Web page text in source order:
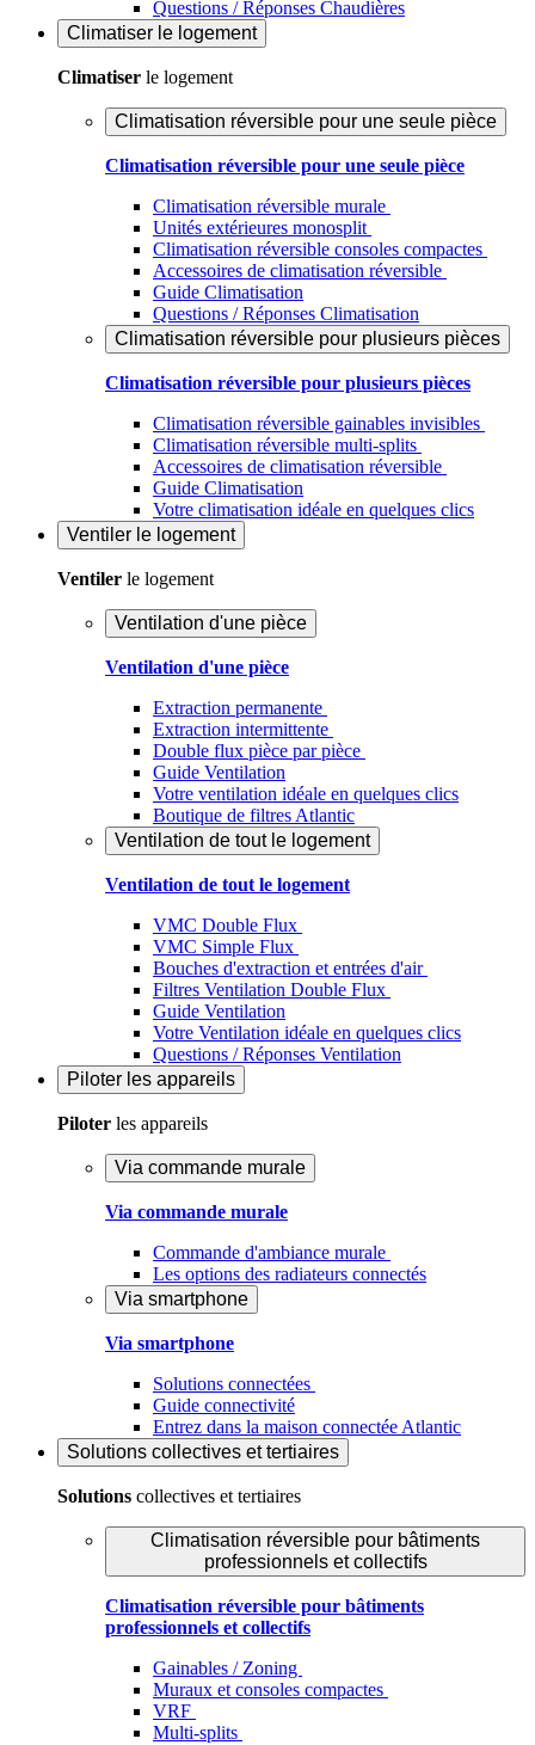
Questions / Réponses Chaudières
Climatiser le logement
Climatiser le logement
Climatisation réversible pour une seule pièce
Climatisation réversible pour une seule pièce
Climatisation réversible murale
Unités extérieures monosplit
Climatisation réversible consoles compactes
Accessoires de climatisation réversible
Guide Climatisation
Questions / Réponses Climatisation
Climatisation réversible pour plusieurs pièces
Climatisation réversible pour plusieurs pièces
Climatisation réversible gainables invisibles
Climatisation réversible multi-splits
Accessoires de climatisation réversible
Guide Climatisation
Votre climatisation idéale en quelques clics
Ventiler le logement
Ventiler le logement
Ventilation d'une pièce
Ventilation d'une pièce
Extraction permanente
Extraction intermittente
Double flux pièce par pièce
Guide Ventilation
Votre ventilation idéale en quelques clics
Boutique de filtres Atlantic
Ventilation de tout le logement
Ventilation de tout le logement
VMC Double Flux
VMC Simple Flux
Bouches d'extraction et entrées d'air
Filtres Ventilation Double Flux
Guide Ventilation
Votre Ventilation idéale en quelques clics
Questions / Réponses Ventilation
Piloter les appareils
Piloter les appareils
Via commande murale
Via commande murale
Commande d'ambiance murale
Les options des radiateurs connectés
Via smartphone
Via smartphone
Solutions connectées
Guide connectivité
Entrez dans la maison connectée Atlantic
Solutions collectives et tertiaires
Solutions collectives et tertiaires
Climatisation réversible pour bâtiments
professionnels et collectifs
Climatisation réversible pour bâtiments
professionnels et collectifs
Gainables / Zoning
Muraux et consoles compactes
VRF
Multi-splits